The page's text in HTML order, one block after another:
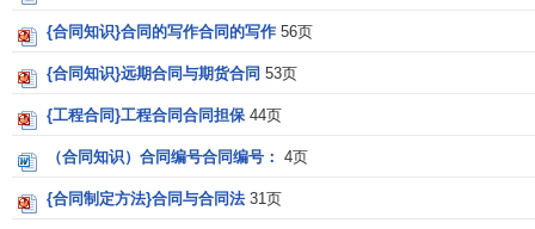
{合同知识}合同的写作合同的写作 56页
{合同知识}远期合同与期货合同 53页
{工程合同}工程合同合同担保 44页
（合同知识）合同编号合同编号： 4页
{合同制定方法}合同与合同法 31页